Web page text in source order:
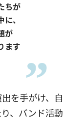
ちが
、
が
ます
を手がけ、自
、バンド活動